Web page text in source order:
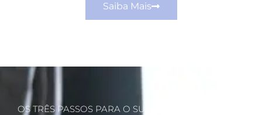
Saiba Mais
OS TRÊS PASSOS PARA O SUCESSO